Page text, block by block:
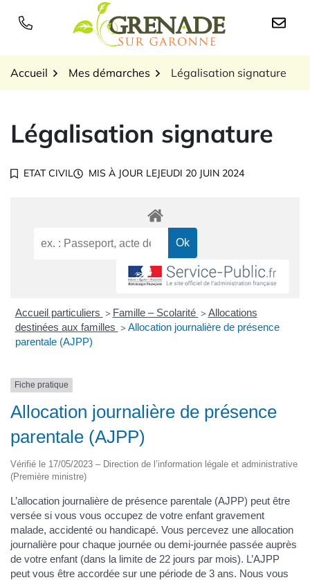
Logo Grenade sur
Accueil Mes démarches Légalisation signature
Légalisation signature
ETAT CIVIL MIS À JOUR LEJEUDI 20 JUIN 2024
Accueil particuliers > Famille – Scolarité > Allocations
destinées aux familles > Allocation journalière de présence
parentale (AJPP)
Fiche pratique
Allocation journalière de présence
parentale (AJPP)
Vérifié le 17/05/2023 – Direction de l’information légale et administrative
(Première ministre)
L’allocation journalière de présence parentale (AJPP) peut être
versée si vous vous occupez de votre enfant gravement
malade, accidenté ou handicapé. Vous percevez une allocation
journalière pour chaque journée ou demi-journée passée auprès
de votre enfant (dans la limite de 22 jours par mois). L’AJPP
peut vous être accordée sur une période de 3 ans. Nous vous